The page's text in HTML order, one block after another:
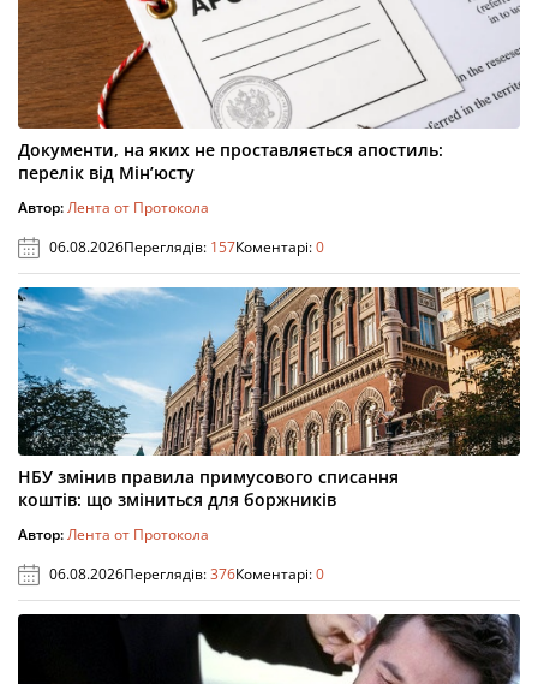
Документи, на яких не проставляється апостиль:
перелік від Мін’юсту
Автор:Лента от Протокола
06.08.2026Переглядів: 157Коментарі:0
НБУ змінив правила примусового списання
коштів: що зміниться для боржників
Автор:Лента от Протокола
06.08.2026Переглядів:376Коментарі:0